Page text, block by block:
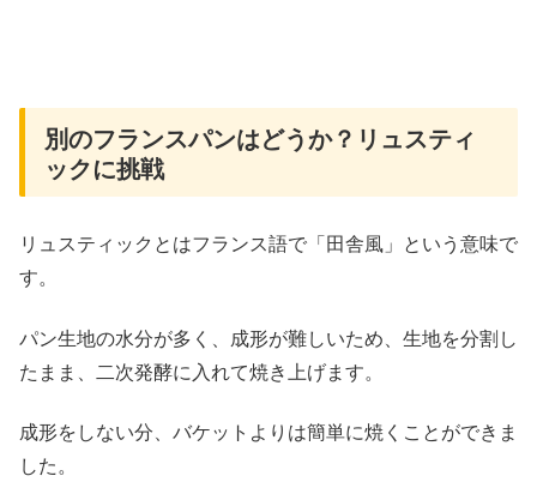
別のフランスパンはどうか？リュスティ
ックに挑戦
リュスティックとはフランス語で「田舎風」という意味で
す。
パン生地の水分が多く、成形が難しいため、生地を分割し
たまま、二次発酵に入れて焼き上げます。
成形をしない分、バケットよりは簡単に焼くことができま
した。